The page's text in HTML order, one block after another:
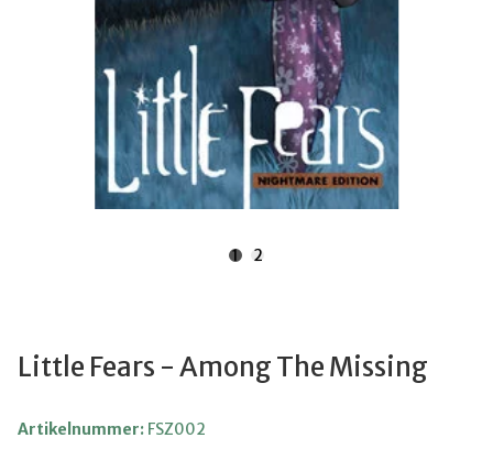
1 2
Little Fears - Among The Missing
Artikelnummer: FSZ002